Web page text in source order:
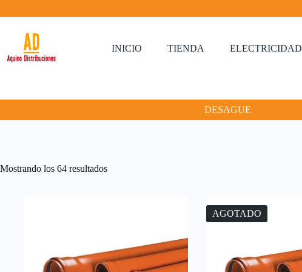
al
INICIO TIENDA ELECTRICIDAD
DESAGUE
Mostrando los 64 resultados
AGOTADO